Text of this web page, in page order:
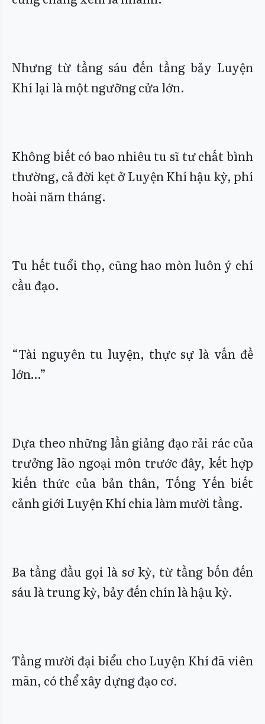
Nhưng từ tầng sáu đến tầng bảy Luyện
Khí lại là một ngưỡng cửa lớn.
Không biết có bao nhiêu tu sĩ tư chất bình
thường, cả đời kẹt ở Luyện Khí hậu kỳ, phí
hoài năm tháng.
Tu hết tuổi thọ, cũng hao mòn luôn ý chí
cầu đạo.
“Tài nguyên tu luyện, thực sự là vấn đề
lớn…”
Dựa theo những lần giảng đạo rải rác của
trưởng lão ngoại môn trước đây, kết hợp
kiến thức của bản thân, Tống Yến biết
cảnh giới Luyện Khí chia làm mười tầng.
Ba tầng đầu gọi là sơ kỳ, từ tầng bốn đến
sáu là trung kỳ, bảy đến chín là hậu kỳ.
Tầng mười đại biểu cho Luyện Khí đã viên
mãn, có thể xây dựng đạo cơ.